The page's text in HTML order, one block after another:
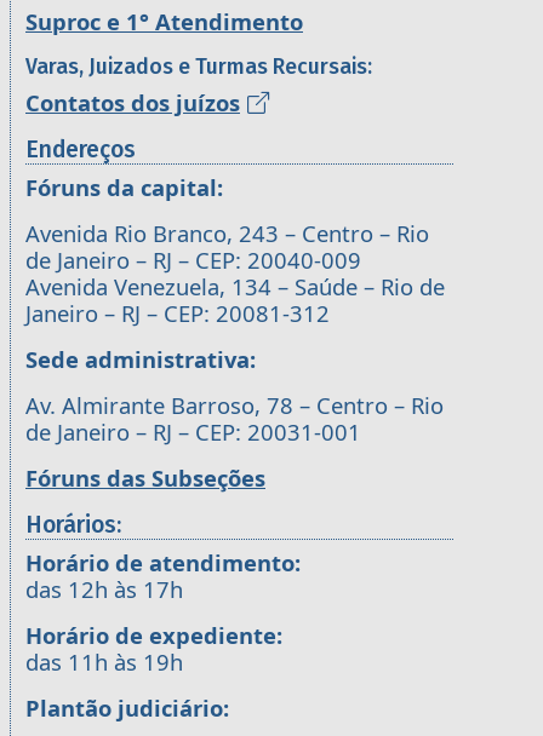
Suproc e 1° Atendimento
Varas, Juizados e Turmas Recursais:
Contatos dos juízos
Endereços
Fóruns da capital:
Avenida Rio Branco, 243 – Centro – Rio
de Janeiro – RJ – CEP: 20040-009
Avenida Venezuela, 134 – Saúde – Rio de
Janeiro – RJ – CEP: 20081-312
Sede administrativa:
Av. Almirante Barroso, 78 – Centro – Rio
de Janeiro – RJ – CEP: 20031-001
Fóruns das Subseções
Horários:
Horário de atendimento:
das 12h às 17h
Horário de expediente:
das 11h às 19h
Plantão judiciário: